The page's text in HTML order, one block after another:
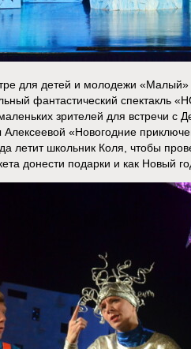
для детей и молодежи «Малый»
фантастический
зрителей для встречи с
«Новогодние
летит школьник Коля, чтобы
донести подарки и как Новый